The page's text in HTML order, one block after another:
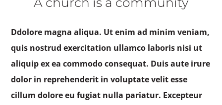
Ddolore magna aliqua. Ut enim ad minim veniam,
quis nostrud exercitation ullamco laboris nisi ut
aliquip ex ea commodo consequat. Duis aute irure
dolor in reprehenderit in voluptate velit esse
cillum dolore eu fugiat nulla pariatur. Excepteur